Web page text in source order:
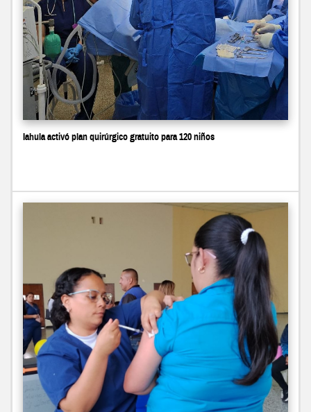
Iahula activó plan quirúrgico gratuito para 120 niños